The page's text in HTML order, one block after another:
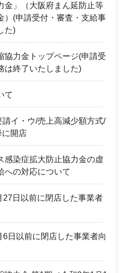
金」（大阪府まん延防止等
）(申請受付・審査・支給事
た)
協力金トップページ(申請受
は終了いたしました)
て
イ・ウ/売上高減少額方式/
に開店
感染症拡大防止協力金の虚
への対応について
27日以前に閉店した事業者
6日以前に閉店した事業者向